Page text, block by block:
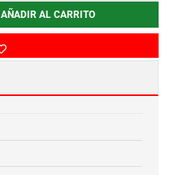
AÑADIR AL CARRITO